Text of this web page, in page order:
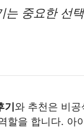
는 중요한 선
기 와 추천은 비
할을 합니다. 아